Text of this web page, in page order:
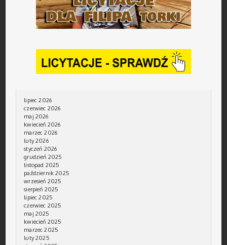
lipiec 2026
czerwiec 2026
maj 2026
kwiecień 2026
marzec 2026
luty 2026
styczeń 2026
grudzień 2025
listopad 2025
październik 2025
wrzesień 2025
sierpień 2025
lipiec 2025
czerwiec 2025
maj 2025
kwiecień 2025
marzec 2025
luty 2025